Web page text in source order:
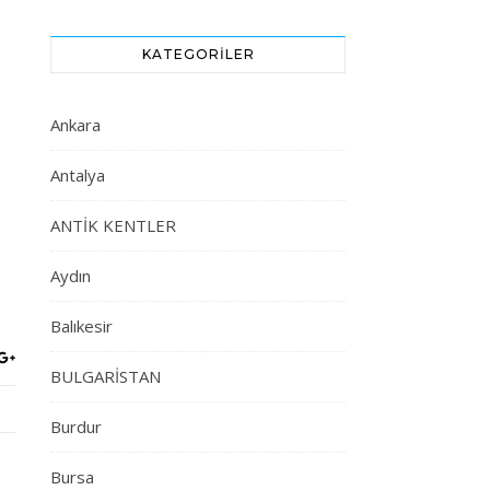
KATEGORILER
Ankara
Antalya
ANTİK KENTLER
Aydın
Balıkesir
BULGARİSTAN
Burdur
Bursa